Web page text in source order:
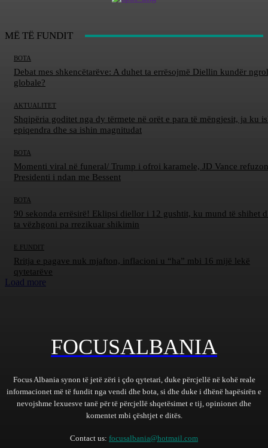
MË TË FUNDIT
BOTA
Debat mes shkencëtarëve: A duhet ta errësojmë Diellin kundër
globale?
AKTUALITET
Shqipëria goditet nga dy tërmete në orët e para të mëngjesit, ja ku
epiqendra dhe sa ishin magnitudat
BOTA
Momenti viral në funeral/ Trump i ofroi karamele, JD Vance
Presidenti i ndan me Bessent
BOTA
90 sekonda errësirë! Eklipsi diellor i 12 gushtit, ku mund të shihet
ta vëzhgoni pa rrezikuar shikimin
E FUNDIT
Rritja e pagave nuk mjafton, inflacioni u “ha” mbi 16 mijë lekë
qytetarëve
Load more
FOCUSALBANIA
Focus Albania synon të jetë zëri i çdo qytetari, duke përcjellë në kohë reale
informacionet më të fundit nga vendi dhe bota, si dhe duke i dhënë hapësirën e
nevojshme lexuesve tanë për të përcjellë shqetësimet e tij, opinionet dhe
komentet mbi çështjet e ditës.
Contact us: focusalbania@hotmail.com